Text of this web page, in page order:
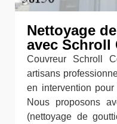
Nettoyage
avec Schroll
Couvreur Schroll
artisans
en intervention
Nous proposons
(nettoyage de